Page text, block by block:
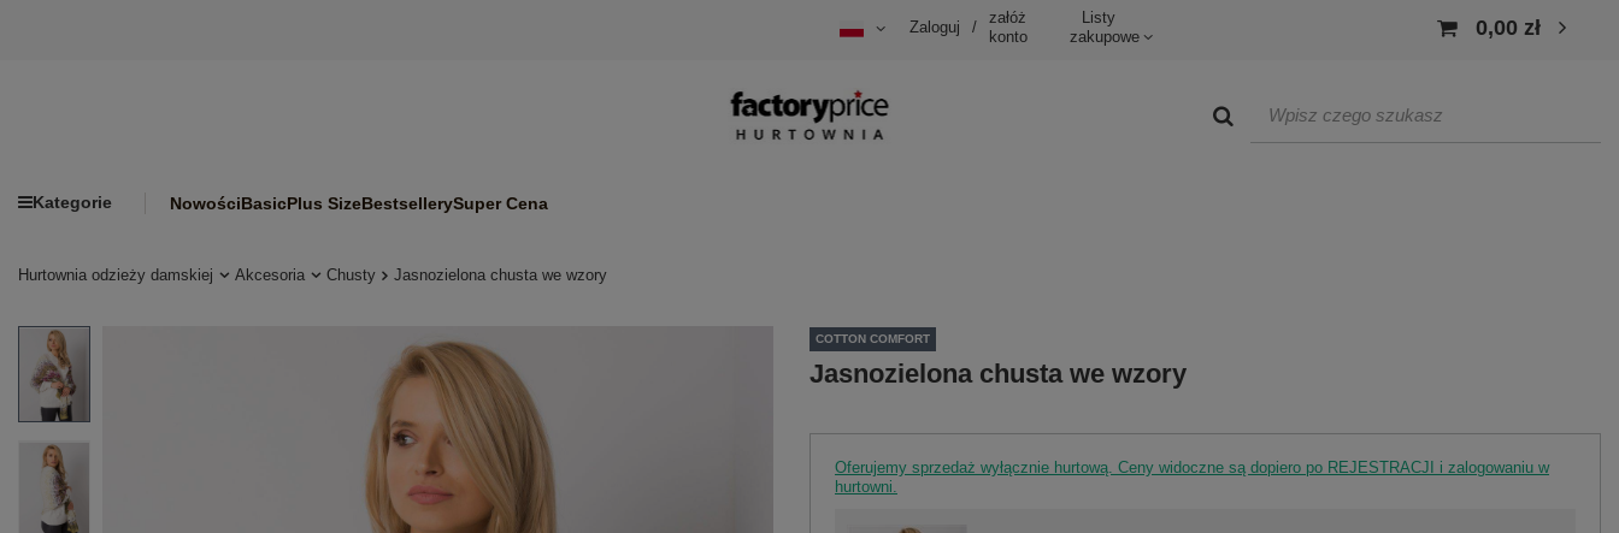
Zaloguj /
załóż
konto
Listy
zakupowe
0,00 zł
Kategorie NowościBasicPlus SizeBestsellerySuper Cena
Hurtownia odzieży damskiej Akcesoria Chusty Jasnozielona chusta we wzory
COTTON COMFORT
Jasnozielona chusta we wzory
Oferujemy sprzedaż wyłącznie hurtową. Ceny widoczne są dopiero po REJESTRACJI i zalogowaniu w
hurtowni.